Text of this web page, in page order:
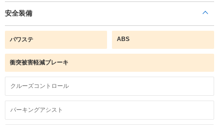
安全装備
パワステ ABS
衝突被害軽減ブレーキ
クルーズコントロール
パーキングアシスト